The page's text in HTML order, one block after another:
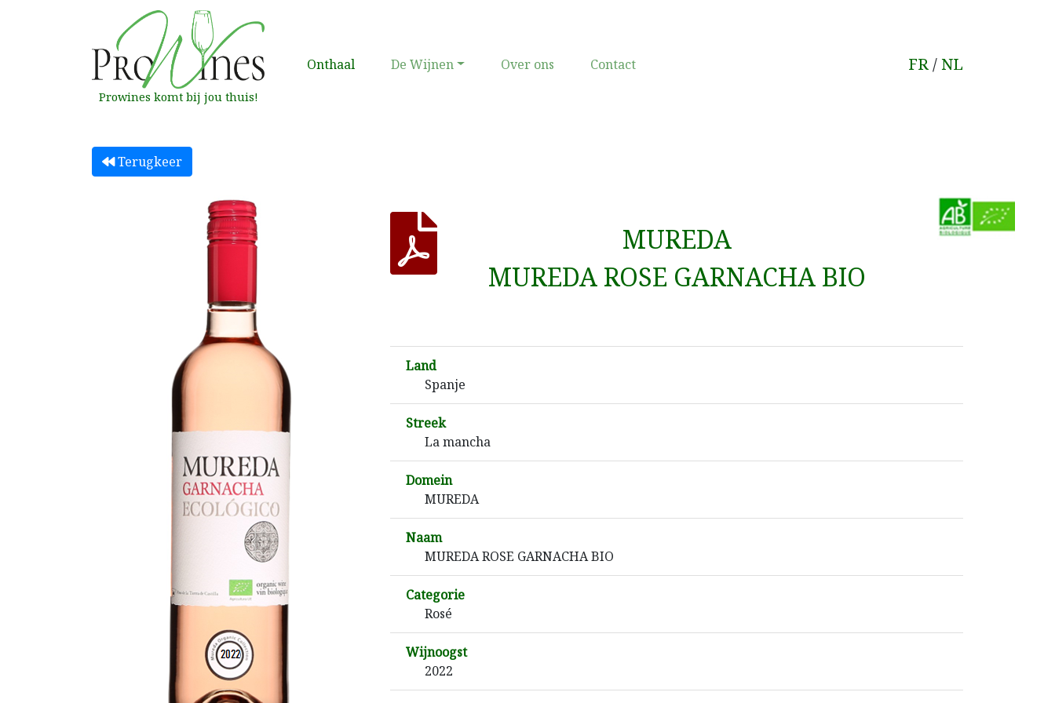
Prowines komt bij jou thuis!
Onthaal (current)De Wijnen Over ons Contact FR/ NL
Terugkeer
MUREDA
MUREDA ROSE GARNACHA BIO
Land
Spanje
Streek
La mancha
Domein
MUREDA
Naam
MUREDA ROSE GARNACHA BIO
Categorie
Rosé
Wijnoogst
2022